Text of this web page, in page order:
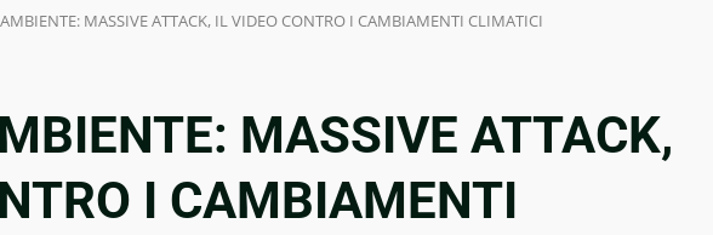
MASSIVE ATTACK, IL VIDEO CONTRO I CAMBIAMENTI CLIMATICI
MASSIVE ATTACK,
I CAMBIAMENTI